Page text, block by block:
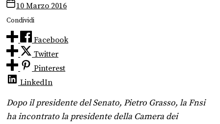
10 Marzo 2016
Condividi
Facebook
Twitter
Pinterest
LinkedIn
Dopo il presidente del Senato, Pietro Grasso, la Fnsi
ha incontrato la presidente della Camera dei